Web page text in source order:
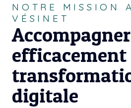
NOTRE MISSION
VÉSINET
Accompagner
digitale